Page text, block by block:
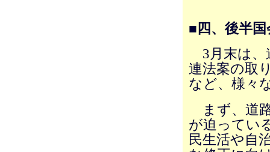
■四、後半
3月末は、
連法案の取
など、様々
まず、道
が迫ってい
民生活や自